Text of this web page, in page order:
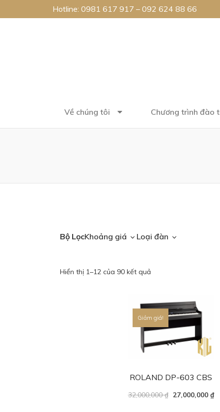
Hotline: 0981 617 917 – 092 624 88 66
Về chúng tôi Chương trình đào
Bộ LọcKhoảng giá Loại đàn
Hiển thị 1–12 của 90 kết quả
Giảm giá!
ROLAND DP-603 CBS
32,000,000₫ 27,000,000 ₫